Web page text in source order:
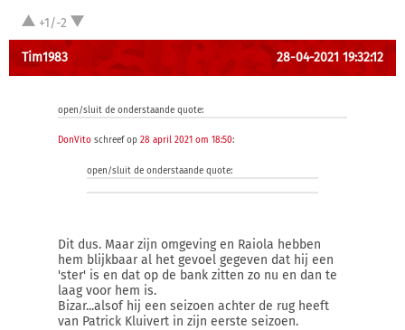
+1/-2
Tim1983 28-04-2021 19:32:12
open/sluit de onderstaande quote:
DonVito schreef op 28 april 2021 om 18:50:
open/sluit de onderstaande quote:
Dit dus. Maar zijn omgeving en Raiola hebben
hem blijkbaar al het gevoel gegeven dat hij een
'ster' is en dat op de bank zitten zo nu en dan te
laag voor hem is.
Bizar...alsof hij een seizoen achter de rug heeft
van Patrick Kluivert in zijn eerste seizoen.